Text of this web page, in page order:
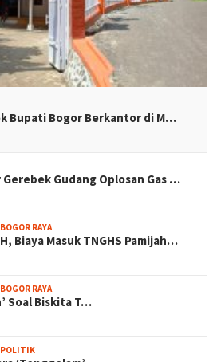
Bupati Bogor Berkantor di M…
Gudang Oplosan Gas …
BOGOR RAYA
Biaya Masuk TNGHS Pamijah…
BOGOR RAYA
Soal Biskita T…
POLITIK